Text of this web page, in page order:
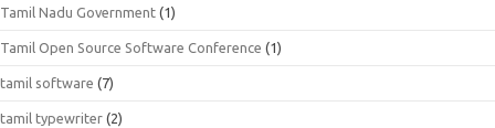
Tamil Nadu Government (1)
Tamil Open Source Software Conference (1)
tamil software (7)
tamil typewriter (2)